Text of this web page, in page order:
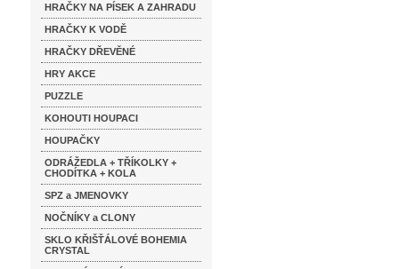
HRAČKY NA PÍSEK A ZAHRADU
HRAČKY K VODĚ
HRAČKY DŘEVĚNÉ
HRY AKCE
PUZZLE
KOHOUTI HOUPACI
HOUPAČKY
ODRÁŽEDLA + TŘÍKOLKY +
CHODÍTKA + KOLA
SPZ a JMENOVKY
NOČNÍKY a CLONY
SKLO KŘIŠŤÁLOVÉ BOHEMIA
CRYSTAL